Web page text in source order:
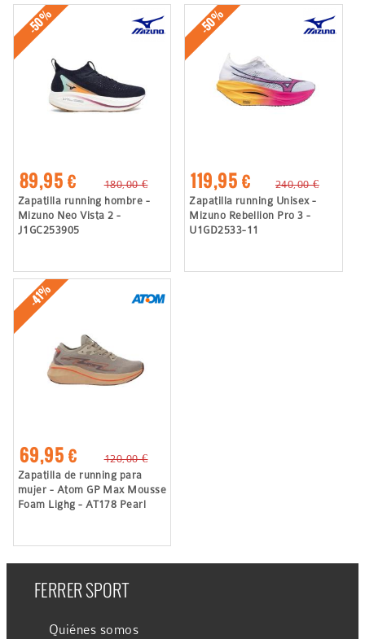
-50%
89,95 €
180,00 €
Zapatilla running hombre -
Mizuno Neo Vista 2 -
J1GC253905
-50%
119,95 €
240,00 €
Zapatilla running Unisex -
Mizuno Rebellion Pro 3 -
U1GD2533-11
-41%
69,95 €
120,00 €
Zapatilla de running para
mujer - Atom GP Max Mousse
Foam Lighg - AT178 Pearl
FERRER SPORT
Quiénes somos